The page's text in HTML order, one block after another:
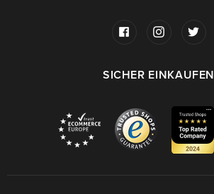
SICHER EINKAUFEN